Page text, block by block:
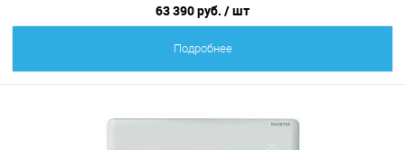
63 390 руб. / шт
Подробнее